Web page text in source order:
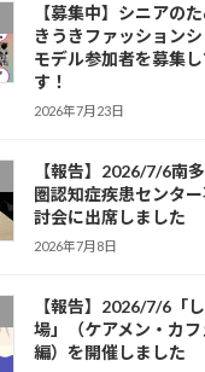
【募集中】シニアの
きうきファッション
モデル参加者を募集
す！
2026年7月23日
【報告】2026/7/6南
圏認知症疾患センタ
討会に出席しました
2026年7月8日
【報告】2026/7/6「
場」（ケアメン・カ
編）を開催しました